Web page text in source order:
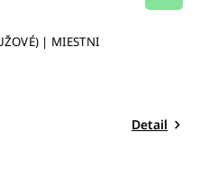
| MIESTNI
Detail